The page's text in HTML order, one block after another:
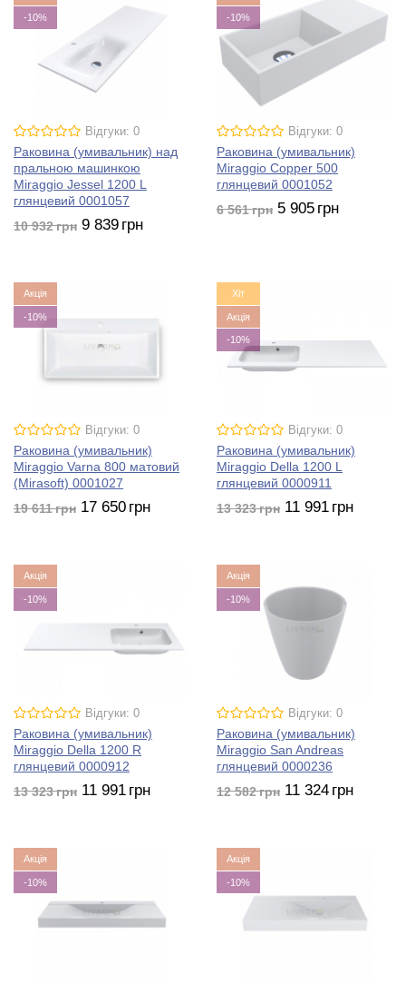
-10%
Відгуки: 0
Раковина (умивальник) над
пральною машинкою
Miraggio Jessel 1200 L
глянцевий 0001057
10 932грн 9 839 грн
-10%
Відгуки: 0
Раковина (умивальник)
Miraggio Copper 500
глянцевий 0001052
6 561грн 5 905 грн
Акція
-10%
Відгуки: 0
Раковина (умивальник)
Miraggio Varna 800 матовий
(Mirasoft) 0001027
19 611грн 17 650 грн
Хіт
Акція
-10%
Відгуки: 0
Раковина (умивальник)
Miraggio Della 1200 L
глянцевий 0000911
13 323грн 11 991 грн
Акція
-10%
Відгуки: 0
Раковина (умивальник)
Miraggio Della 1200 R
глянцевий 0000912
13 323грн 11 991 грн
Акція
-10%
Відгуки: 0
Раковина (умивальник)
Miraggio San Andreas
глянцевий 0000236
12 582грн 11 324 грн
Акція
-10%
Акція
-10%